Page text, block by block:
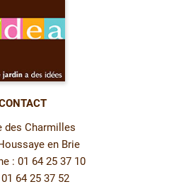
des Charmilles
en Brie
: 01 64 25 37 10
01 64 25 37 52